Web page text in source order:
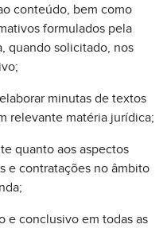
conteúdo, bem como
formulados pela
quando solicitado, nos
minutas de textos
relevante matéria jurídica;
quanto aos aspectos
e contratações no âmbito
e conclusivo em todas as